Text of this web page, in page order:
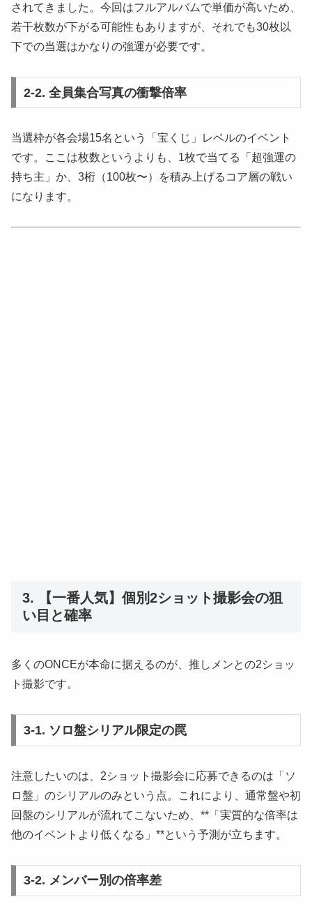
されてきました。今回はフルアルバムで単価が高いため、
若干枚数が下がる可能性もありますが、それでも30枚以
下での当選はかなりの強運が必要です。
2-2. 全員集合写真の衝撃倍率
当選枠が各会場15名という「宝くじ」レベルのイベント
です。ここは枚数というよりも、1枚で当てる「超強運の
持ち主」か、3桁（100枚〜）を積み上げるコア層の戦い
になります。
3. 【一番人気】個別2ショット撮影会の狙
い目と確率
多くのONCEが本命に据えるのが、推しメンとの2ショッ
ト撮影です。
3-1. ソロ盤シリアル限定の罠
注意したいのは、2ショット撮影会に応募できるのは「ソ
ロ盤」のシリアルのみという点。これにより、通常盤や初
回盤のシリアルが流れてこないため、**「実質的な倍率は
他のイベントより低くなる」**という予測が立ちます。
3-2. メンバー別の倍率差